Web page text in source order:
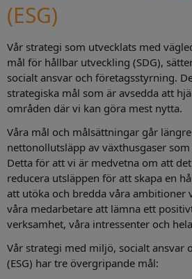
(ESG)
Vår strategi som utvecklats med
mål för hållbar utveckling (SDG),
socialt ansvar och företagsstyrning.
strategiska mål som är avsedda att
områden där vi kan göra mest nytta.
Våra mål och målsättningar går
nettonollutsläpp av växthusgaser
Detta för att vi är medvetna om att
reducera utsläppen för att skapa en
att utöka och bredda våra ambitioner
våra medarbetare att lämna ett
verksamhet, våra intressenter och
Vår strategi med miljö, socialt ansvar
(ESG) har tre övergripande mål: